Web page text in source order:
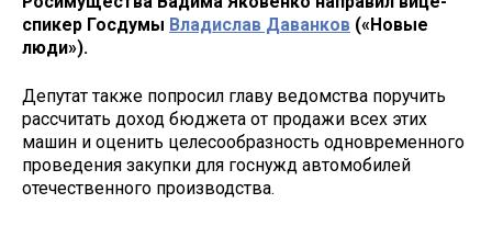
спикер Госдумы Владислав Даванков («Новые
люди»).
Депутат также попросил главу ведомства поручить
рассчитать доход бюджета от продажи всех этих
машин и оценить целесообразность одновременного
проведения закупки для госнужд автомобилей
отечественного производства.